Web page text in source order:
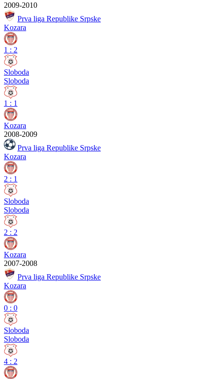
2009-2010
Prva liga Republike Srpske
Kozara
1 : 2
Sloboda
Sloboda
1 : 1
Kozara
2008-2009
Prva liga Republike Srpske
Kozara
2 : 1
Sloboda
Sloboda
2 : 2
Kozara
2007-2008
Prva liga Republike Srpske
Kozara
0 : 0
Sloboda
Sloboda
4 : 2